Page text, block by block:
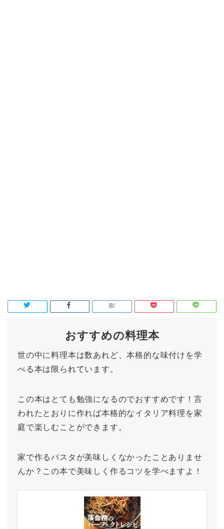
おすすめの料理本
世の中に料理本は数あれど、本格的な味付けを学
べる本は限られています。
この本はとても勉強になるのでおすすめです！言
われたとおりに作れば本格的なイタリア料理を家
庭で楽しむことができます。
家で作るパスタが美味しくなかったことありませ
んか？この本で美味しく作るコツを学べますよ！